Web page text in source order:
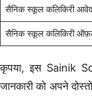
सैनिक स्कूल कलिकिरी
सैनिक स्कूल कलिकिरी
कृपया, इस Sainik
जानकारी को अपने